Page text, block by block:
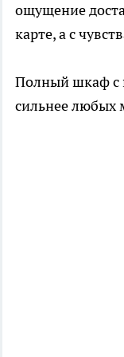
ощущение
карте, а с
Полный шкаф с
сильнее любых